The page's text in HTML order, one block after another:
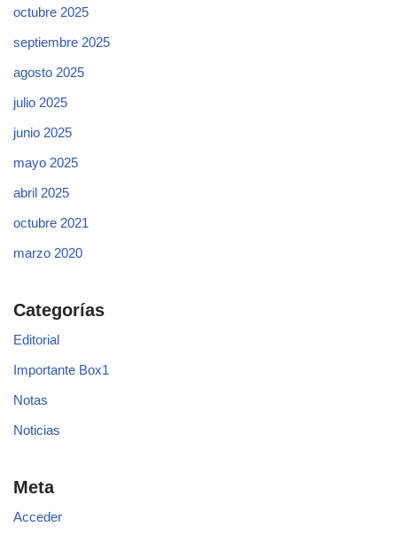
octubre 2025
septiembre 2025
agosto 2025
julio 2025
junio 2025
mayo 2025
abril 2025
octubre 2021
marzo 2020
Categorías
Editorial
Importante Box1
Notas
Noticias
Meta
Acceder